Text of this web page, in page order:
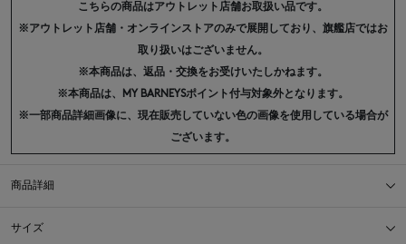
こちらの商品はアウトレット店舗お取扱い品です。
※アウトレット店舗・オンラインストアのみで展開しており、旗艦店ではお
取り扱いはございません。
※本商品は、返品・交換をお受けいたしかねます。
※本商品は、MY BARNEYSポイント付与対象外となります。
※一部商品詳細画像に、現在販売していない色の画像を使用している場合が
ございます。
商品詳細
サイズ